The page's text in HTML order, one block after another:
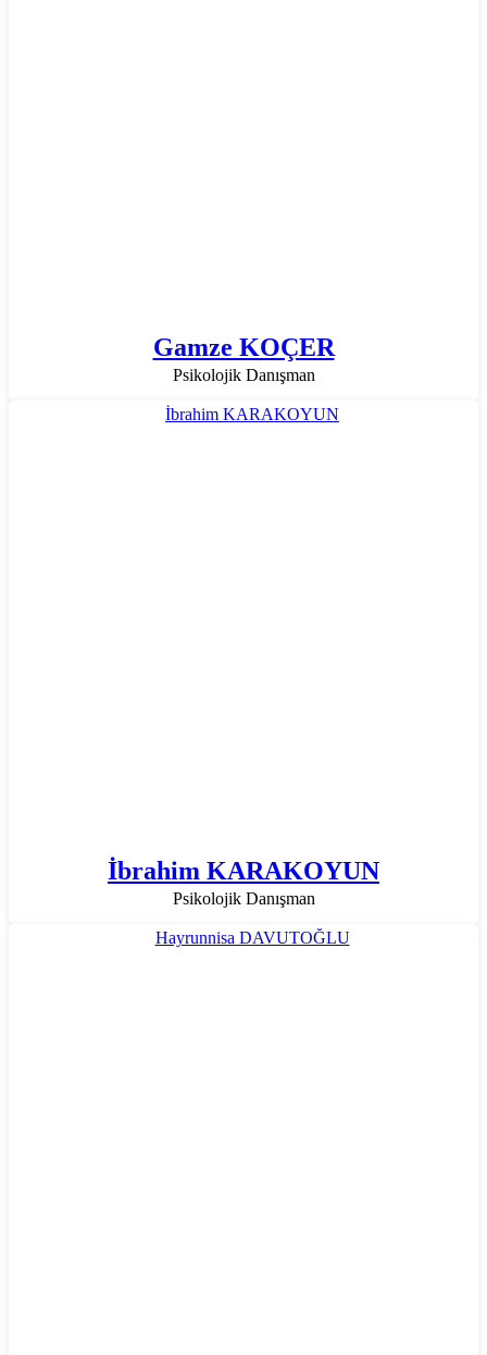
Gamze KOÇER
Psikolojik Danışman
İbrahim KARAKOYUN
Psikolojik Danışman